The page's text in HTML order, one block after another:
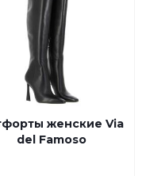
женские Via
del Famoso